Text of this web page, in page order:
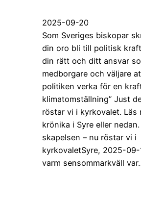
2025-09-20
Som Sveriges biskopar
din oro bli till politisk
din rätt och ditt ansvar
medborgare och väljare
politiken verka för en
klimatomställning” Just
röstar vi i kyrkovalet. Läs
krönika i Syre eller nedan.
skapelsen – nu röstar vi i
kyrkovaletSyre, 2025-09-
varm sensommarkväll